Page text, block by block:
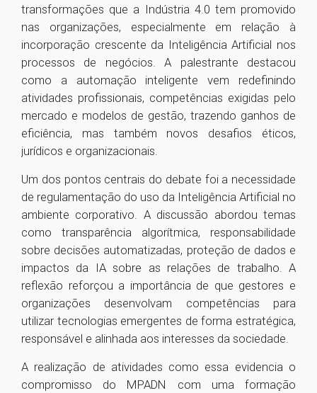
transformações que a Indústria 4.0 tem promovido
nas organizações, especialmente em relação à
incorporação crescente da Inteligência Artificial nos
processos de negócios. A palestrante destacou
como a automação inteligente vem redefinindo
atividades profissionais, competências exigidas pelo
mercado e modelos de gestão, trazendo ganhos de
eficiência, mas também novos desafios éticos,
jurídicos e organizacionais.
Um dos pontos centrais do debate foi a necessidade
de regulamentação do uso da Inteligência Artificial no
ambiente corporativo. A discussão abordou temas
como transparência algorítmica, responsabilidade
sobre decisões automatizadas, proteção de dados e
impactos da IA sobre as relações de trabalho. A
reflexão reforçou a importância de que gestores e
organizações desenvolvam competências para
utilizar tecnologias emergentes de forma estratégica,
responsável e alinhada aos interesses da sociedade.
A realização de atividades como essa evidencia o
compromisso do MPADN com uma formação